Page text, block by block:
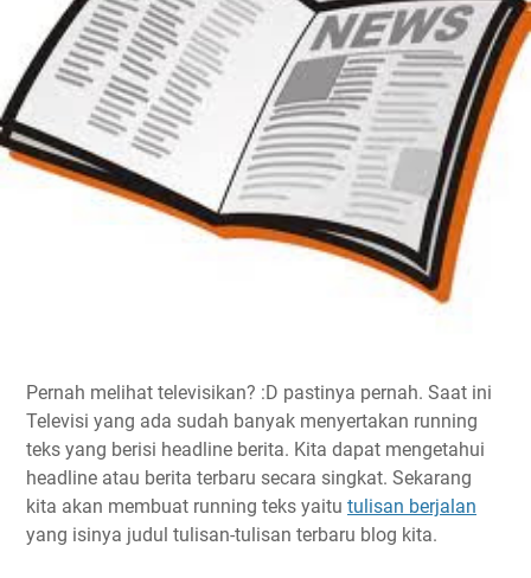
Pernah melihat televisikan? :D pastinya pernah. Saat ini
Televisi yang ada sudah banyak menyertakan running
teks yang berisi headline berita. Kita dapat mengetahui
headline atau berita terbaru secara singkat. Sekarang
kita akan membuat running teks yaitu tulisan berjalan
yang isinya judul tulisan-tulisan terbaru blog kita.